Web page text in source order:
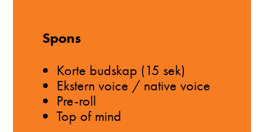
Spons
Korte budskap (15 sek)
Ekstern voice / native voice
Pre-roll
Top of mind